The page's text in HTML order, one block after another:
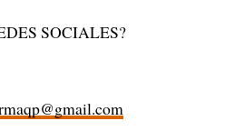
SOCIALES?